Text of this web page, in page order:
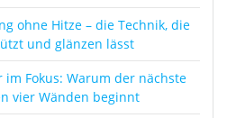
ohne Hitze – die Technik, die
und glänzen lässt
Fokus: Warum der nächste
vier Wänden beginnt